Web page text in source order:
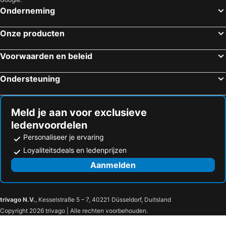
Onderneming
Onze producten
Voorwaarden en beleid
Ondersteuning
Meld je aan voor exclusieve
ledenvoordelen
Personaliseer je ervaring
Loyaliteitsdeals en ledenprijzen
Aanmelden
trivago N.V., Kesselstraße 5 – 7, 40221 Düsseldorf, Duitsland
Copyright 2026 trivago | Alle rechten voorbehouden.